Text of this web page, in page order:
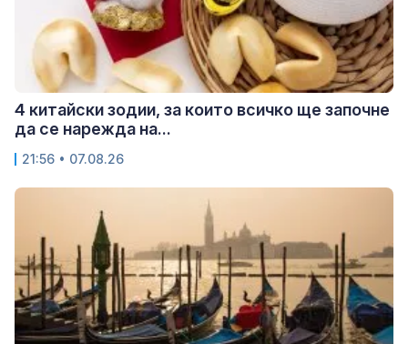
4 китайски зодии, за които всичко ще започне
да се нарежда на...
21:56 • 07.08.26